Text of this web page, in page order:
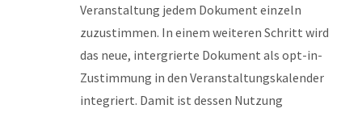
Veranstaltung jedem Dokument einzeln
zuzustimmen. In einem weiteren Schritt wird
das neue, intergrierte Dokument als opt-in-
Zustimmung in den Veranstaltungskalender
integriert. Damit ist dessen Nutzung